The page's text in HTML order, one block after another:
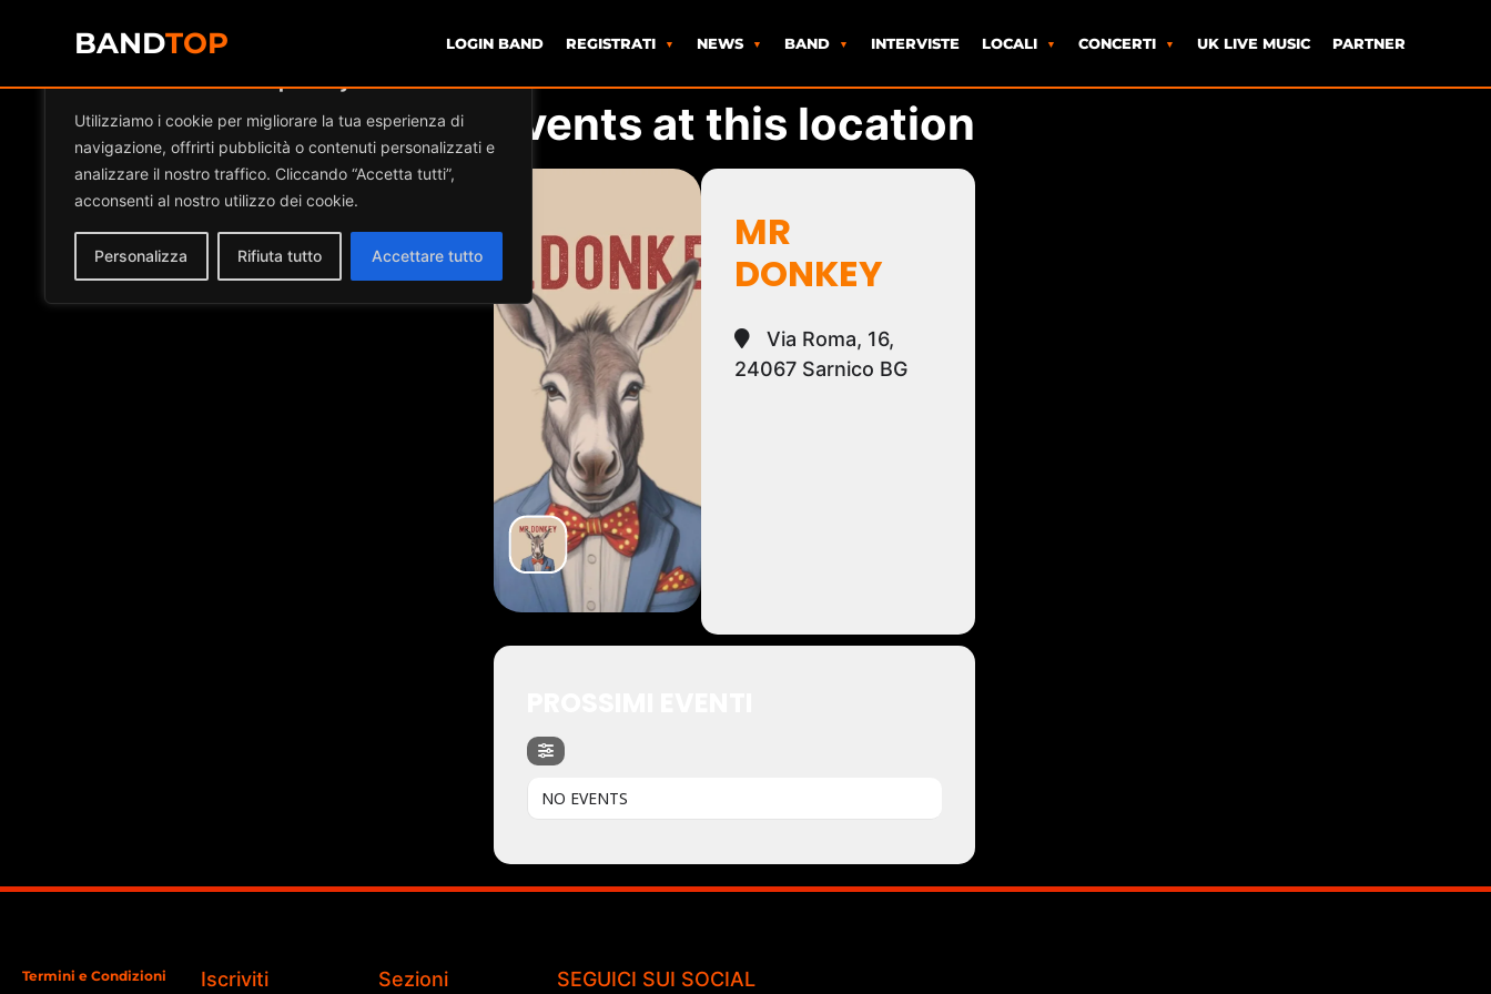
Utilizziamo i cookie per migliorare la tua esperienza di
navigazione, offrirti pubblicità o contenuti personalizzati e
analizzare il nostro traffico. Cliccando “Accetta tutti”,
acconsenti al nostro utilizzo dei cookie.
Personalizza Rifiuta tutto Accettare tutto
BANDTOP LOGIN BAND REGISTRATI NEWS BAND INTERVISTE LOCALI CONCERTI UK LIVE MUSIC PARTNER
Events at this location
MR
DONKEY
Via Roma, 16,
24067 Sarnico BG
NO EVENTS
Termini e Condizioni Iscriviti Sezioni SEGUICI SUI SOCIAL